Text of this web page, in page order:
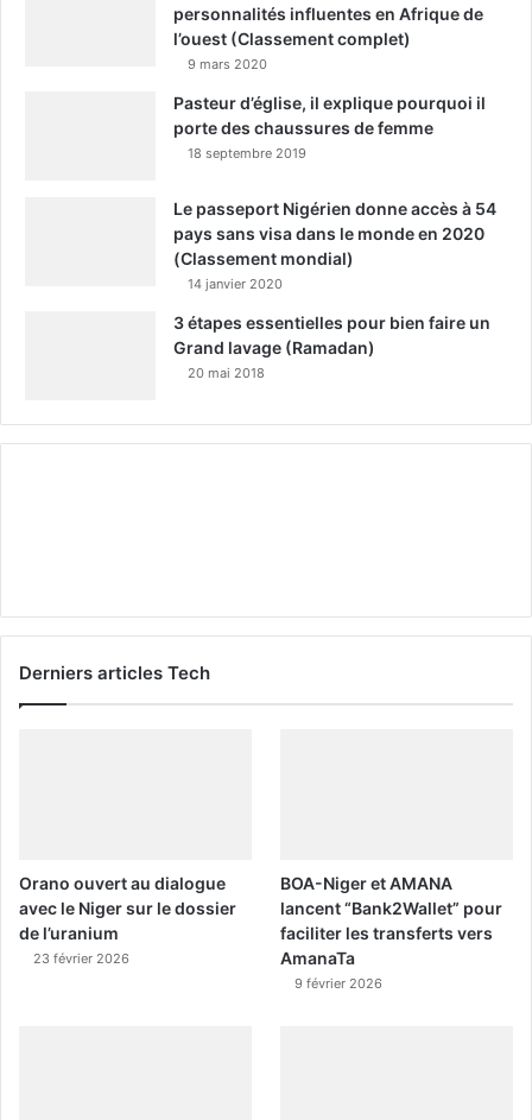
personnalités influentes en Afrique de
l’ouest (Classement complet)
9 mars 2020
Pasteur d’église, il explique pourquoi il
porte des chaussures de femme
18 septembre 2019
Le passeport Nigérien donne accès à 54
pays sans visa dans le monde en 2020
(Classement mondial)
14 janvier 2020
3 étapes essentielles pour bien faire un
Grand lavage (Ramadan)
20 mai 2018
Derniers articles Tech
Orano ouvert au dialogue
avec le Niger sur le dossier
de l’uranium
23 février 2026
BOA-Niger et AMANA
lancent “Bank2Wallet” pour
faciliter les transferts vers
AmanaTa
9 février 2026